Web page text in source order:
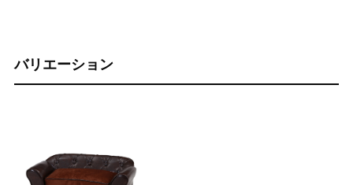
バリエーション